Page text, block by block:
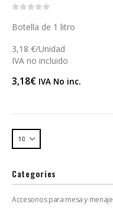
Botella de 1 litro
3,18 €/Unidad
IVA no incluido
3,18€ IVA No inc.
Categories
Accesorios para mesa y menaje